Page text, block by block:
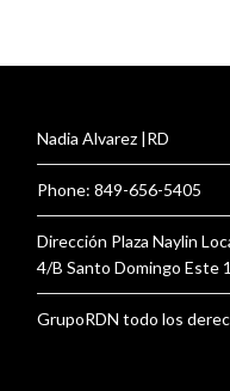
Nadia Alvarez |RD
Phone: 849-656-5405
Dirección Plaza Naylin
4/B Santo Domingo Este
GrupoRDN todo los